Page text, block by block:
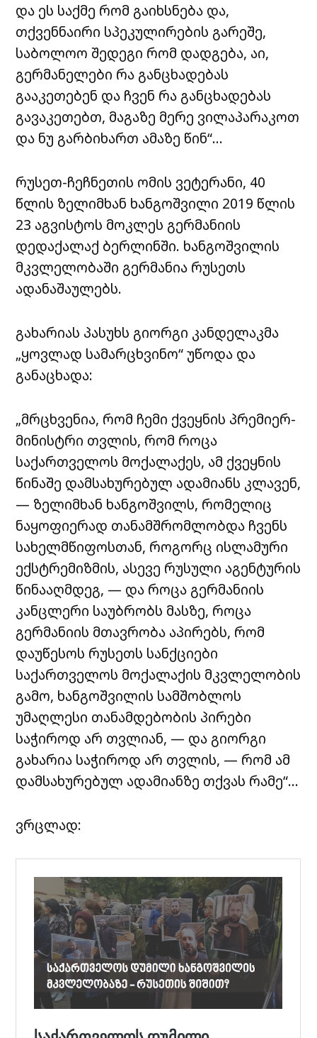
და ეს საქმე რომ გაიხსნება და,
თქვენნაირი სპეკულირების გარეშე,
საბოლოო შედეგი რომ დადგება, აი,
გერმანელები რა განცხადებას
გააკეთებენ და ჩვენ რა განცხადებას
გავაკეთებთ, მაგაზე მერე ვილაპარაკოთ
და ნუ გარბიხართ ამაზე წინ“…
რუსეთ-ჩეჩნეთის ომის ვეტერანი, 40
წლის ზელიმხან ხანგოშვილი 2019 წლის
23 აგვისტოს მოკლეს გერმანიის
დედაქალაქ ბერლინში. ხანგოშვილის
მკვლელობაში გერმანია რუსეთს
ადანაშაულებს.
გახარიას პასუხს გიორგი კანდელაკმა
„ყოვლად სამარცხვინო“ უწოდა და
განაცხადა:
„მრცხვენია, რომ ჩემი ქვეყნის პრემიერ-
მინისტრი თვლის, რომ როცა
საქართველოს მოქალაქეს, ამ ქვეყნის
წინაშე დამსახურებულ ადამიანს კლავენ,
— ზელიმხან ხანგოშვილს, რომელიც
ნაყოფიერად თანამშრომლობდა ჩვენს
სახელმწიფოსთან, როგორც ისლამური
ექსტრემიზმის, ასევე რუსული აგენტურის
წინააღმდეგ, — და როცა გერმანიის
კანცლერი საუბრობს მასზე, როცა
გერმანიის მთავრობა აპირებს, რომ
დაუწესოს რუსეთს სანქციები
საქართველოს მოქალაქის მკვლელობის
გამო, ხანგოშვილის სამშობლოს
უმაღლესი თანამდებობის პირები
საჭიროდ არ თვლიან, — და გიორგი
გახარია საჭიროდ არ თვლის, — რომ ამ
დამსახურებულ ადამიანზე თქვას რამე“…
ვრცლად: